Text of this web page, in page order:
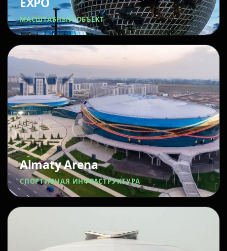
МАСШТАБНЫЙ ОБЪЕКТ
Almaty Arena
СПОРТИВНАЯ ИНФРАСТРУКТУРА